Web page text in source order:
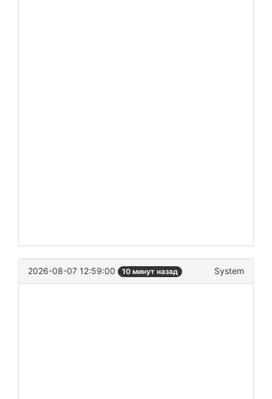
2026-08-07 12:59:00 10 минут назад System